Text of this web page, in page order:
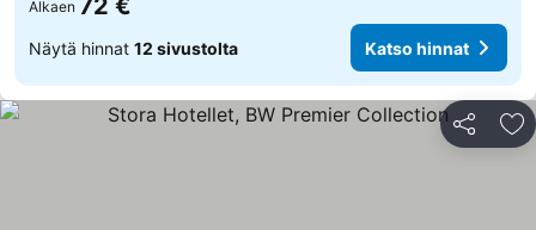
Alkaen 72 €
Näytä hinnat 12 sivustolta Katso hinnat
Jaa